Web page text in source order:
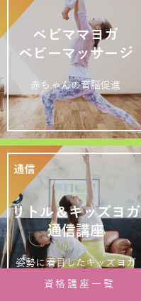
ベビママヨガ
ベビーマッサージ
赤ちゃんの育脳促進
リトル＆キッズヨガ
通信講座
姿勢に着目したキッズヨガ
資格講座一覧